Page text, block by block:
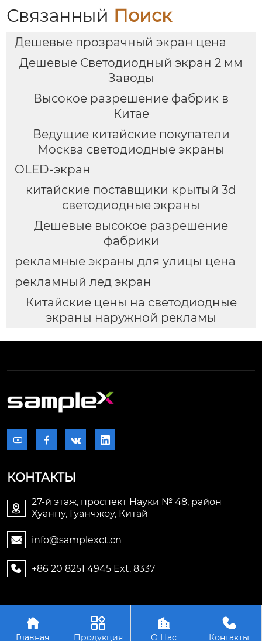
Связанный Поиск
Дешевые прозрачный экран цена
Дешевые Светодиодный экран 2 мм
Заводы
Высокое разрешение фабрик в
Китае
Ведущие китайские покупатели
Москва светодиодные экраны
OLED-экран
китайские поставщики крытый 3d
светодиодные экраны
Дешевые высокое разрешение
фабрики
рекламные экраны для улицы цена
рекламный лед экран
Китайские цены на светодиодные
экраны наружной рекламы
   
КОНТАКТЫ

27-й этаж, проспект Науки № 48, район
Хуанпу, Гуанчжоу, Китай
 info@samplexct.cn
 +86 20 8251 4945 Ext. 8337
Авторское право©2006-2025Гуанчжоу Samplex
Электронные технологии Лтд.

Главная

Продукция

О Нас

Контакты